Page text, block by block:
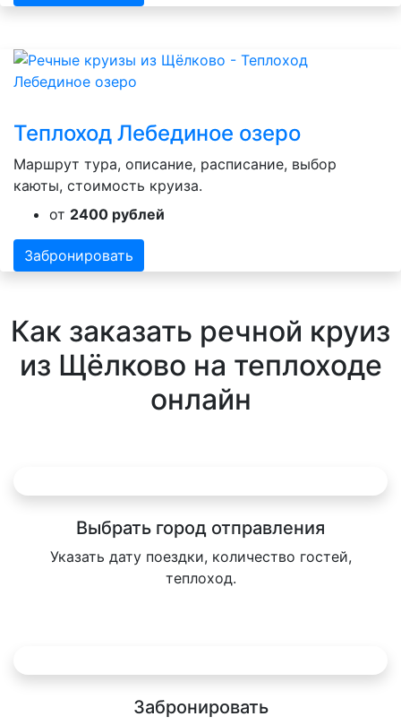
Теплоход Лебединое озеро
Маршрут тура, описание, расписание, выбор
каюты, стоимость круиза.
от 2400 рублей
Забронировать
Как заказать речной круиз
из Щёлково на теплоходе
онлайн
Выбрать город отправления
Указать дату поездки, количество гостей,
теплоход.
Забронировать